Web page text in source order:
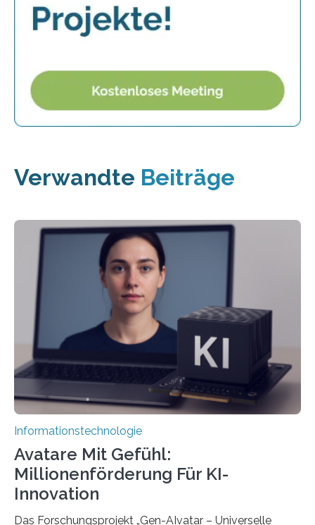
Verwandte Beiträge
Informationstechnologie
Avatare Mit Gefühl:
Millionenförderung Für KI-
Innovation
Das Forschungsprojekt „Gen-AIvatar – Universelle